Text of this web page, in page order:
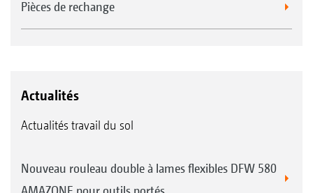
Pièces de rechange
Actualités
Actualités travail du sol
Nouveau rouleau double à lames flexibles DFW 580